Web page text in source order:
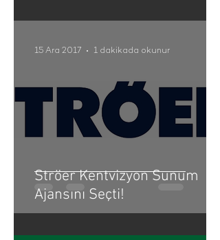
Ströer Kentvizyon Sunum
Ajansını Seçti!
15 Ara 2017 1 dakikada okunur